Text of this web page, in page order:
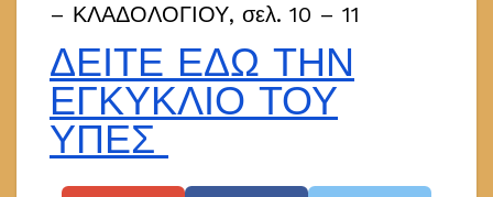
– ΚΛΑΔΟΛΟΓΙΟΥ, σελ. 10 – 11
ΔΕΙΤΕ ΕΔΩ ΤΗΝ
ΕΓΚΥΚΛΙΟ ΤΟΥ
ΥΠΕΣ